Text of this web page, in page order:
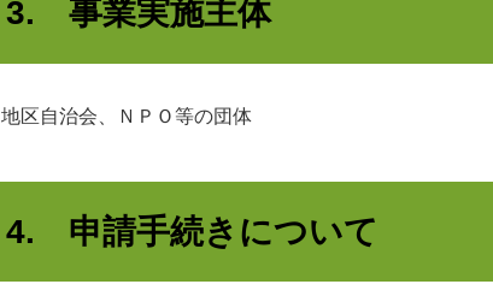
3. 事業実施主体
区自治会、ＮＰＯ等の団体
4. 申請手続きについて